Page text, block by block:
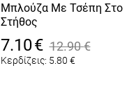
Μπλούζα Με Τσέπη Στο
Στήθος
7.10€ 12.90€
Κερδίζεις: 5.80 €